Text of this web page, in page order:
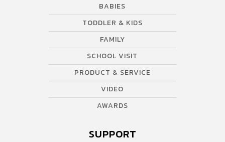
BABIES
TODDLER & KIDS
FAMILY
SCHOOL VISIT
PRODUCT & SERVICE
VIDEO
AWARDS
SUPPORT